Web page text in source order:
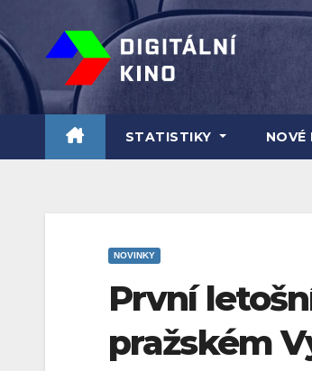
to
content
STATISTIKY NOVÉ
NOVINKY
První
pražském